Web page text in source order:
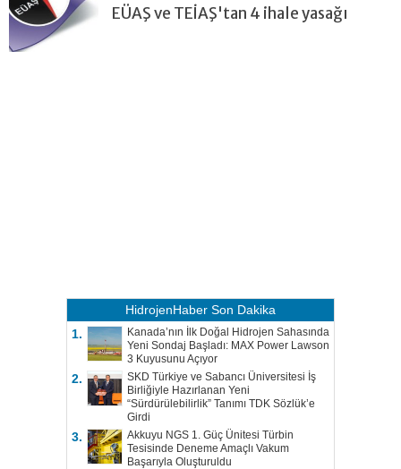
EÜAŞ ve TEİAŞ'tan 4 ihale yasağı
HidrojenHaber Son Dakika
1.
Kanada’nın İlk Doğal Hidrojen Sahasında
Yeni Sondaj Başladı: MAX Power Lawson
3 Kuyusunu Açıyor
2.
SKD Türkiye ve Sabancı Üniversitesi İş
Birliğiyle Hazırlanan Yeni
“Sürdürülebilirlik” Tanımı TDK Sözlük’e
Girdi
3.
Akkuyu NGS 1. Güç Ünitesi Türbin
Tesisinde Deneme Amaçlı Vakum
Başarıyla Oluşturuldu